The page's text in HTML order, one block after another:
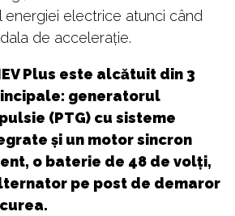
energiei electrice atunci când
de accelerație.
Plus este alcătuit din 3
generatorul
(PTG) cu sisteme
și un motor sincron
o baterie de 48 de volți,
pe post de demaror